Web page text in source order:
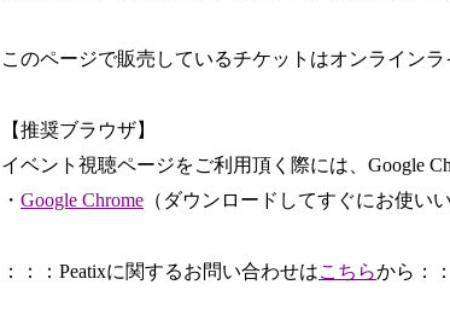
このページで販売しているチケットはオンラインラ
【推奨ブラウザ】
イベント視聴ページをご利用頂く際には、Google
・ Google Chrome （ダウンロードしてすぐにお使い
：：：Peatixに関するお問い合わせはこちらから：